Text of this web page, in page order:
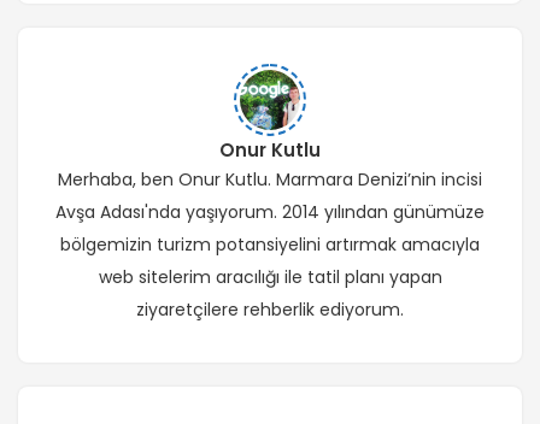
Onur Kutlu
Merhaba, ben Onur Kutlu. Marmara Denizi’nin incisi
Avşa Adası'nda yaşıyorum. 2014 yılından günümüze
bölgemizin turizm potansiyelini artırmak amacıyla
web sitelerim aracılığı ile tatil planı yapan
ziyaretçilere rehberlik ediyorum.